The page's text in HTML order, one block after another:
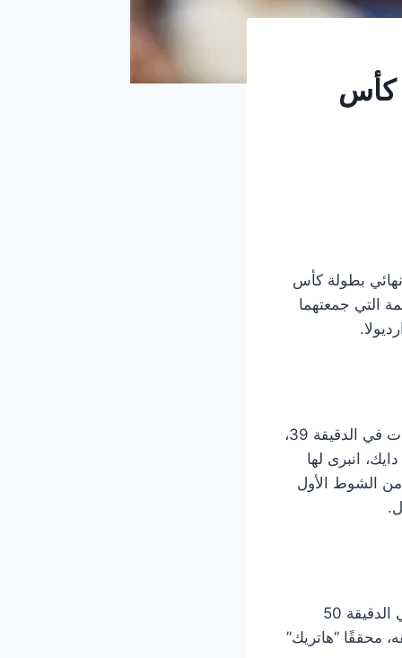
كأس
بطولة كأس
التي جمعتهما
بدأت المباراة بندية عالية وصراع تكتيكي كبير في وسط الملعب، لكن نقطة التحول جاءت في الدقيقة 39،
انبرى لها
من الشوط الأول
استغل مانشستر سيتي ارتباك الضيوف، ليعزز أنطوان سيمينو التقدم بالهدف الثالث في الدقيقة 50
الرابع لفريقه، محققًا “هاتريك”